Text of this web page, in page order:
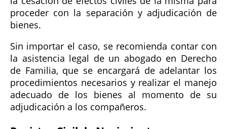
proceder con la separación y adjudicación de
bienes.
Sin importar el caso, se recomienda contar con
la asistencia legal de un abogado en Derecho
de Familia, que se encargará de adelantar los
procedimientos necesarios y realizar el manejo
adecuado de los bienes al momento de su
adjudicación a los compañeros.